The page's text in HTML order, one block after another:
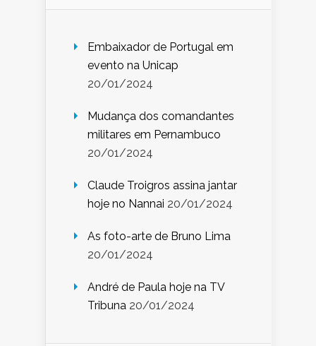
Embaixador de Portugal em
evento na Unicap
20/01/2024
Mudança dos comandantes
militares em Pernambuco
20/01/2024
Claude Troigros assina jantar
hoje no Nannai 20/01/2024
As foto-arte de Bruno Lima
20/01/2024
André de Paula hoje na TV
Tribuna 20/01/2024